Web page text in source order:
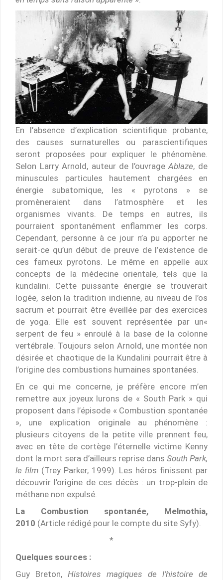
En l’absence d’explication scientifique probante,
des causes surnaturelles ou parascientifiques
seront proposées pour expliquer le phénomène.
Selon Larry Arnold, auteur de l’ouvrageAblaze, de
minuscules particules hautement chargées en
énergie subatomique, les « pyrotons » se
promèneraient dans l’atmosphère et les
organismes vivants. De temps en autres, ils
pourraient spontanément enflammer les corps.
Cependant, personne à ce jour n’a pu apporter ne
serait-ce qu’un début de preuve de l’existence de
ces fameux pyrotons. Le même en appelle aux
concepts de la médecine orientale, tels que la
kundalini. Cette puissante énergie se trouverait
logée, selon la tradition indienne, au niveau de l’os
sacrum et pourrait être éveillée par des exercices
de yoga. Elle est souvent représentée par un«
serpent de feu » enroulé à la base de la colonne
vertébrale. Toujours selon Arnold, une montée non
désirée et chaotique de la Kundalini pourrait être à
l’origine des combustions humaines spontanées.
En ce qui me concerne, je préfère encore m’en
remettre aux joyeux lurons de « South Park » qui
proposent dans l’épisode « Combustion spontanée
», une explication originale au phénomène :
plusieurs citoyens de la petite ville prennent feu,
avec en tête de cortège l’éternelle victime Kenny
dont la mort sera d’ailleurs reprise dans South Park,
le film(Trey Parker, 1999). Les héros finissent par
découvrir l’origine de ces décès : un trop-plein de
méthane non expulsé.
La Combustion spontanée, Melmothia,
2010 (Article rédigé pour le compte du site Syfy).
*
Quelques sources :
Guy Breton, Histoires magiques de l’histoire de